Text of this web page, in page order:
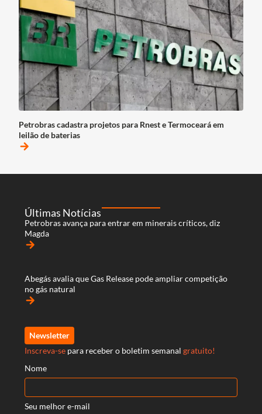
Petrobras cadastra projetos para Rnest e Termoceará em
leilão de baterias
arrow_forward
Últimas Notícias
Petrobras avança para entrar em minerais críticos, diz
Magda
arrow_forward
Abegás avalia que Gas Release pode ampliar competição
no gás natural
arrow_forward
Newsletter
Inscreva-se para receber o boletim semanal gratuito!
Nome
Seu melhor e-mail